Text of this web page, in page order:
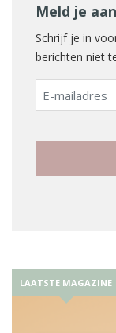
Meld je
Schrijf je in
berichten niet
E-
mailadres
LAATSTE MAGAZINE